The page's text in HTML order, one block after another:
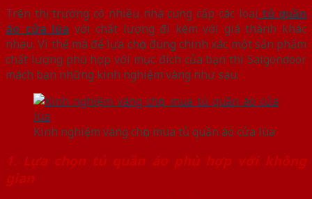
Trên thị trường có nhiều nhà cung cấp các loại tủ quần
áo cửa lùa với chất lượng đi kèm với giá thành khác
nhau. Vì thế mà để lựa chọn đúng chính xác một sản phẩm
chất lượng phù hợp với mục đích của bạn thì Saigondoor
mách bạn những kinh nghiệm vàng như sau:
Kinh nghiệm vàng chọn mua tủ quần áo cửa lùa
1. Lựa chọn tủ quần áo phù hợp với không
gian